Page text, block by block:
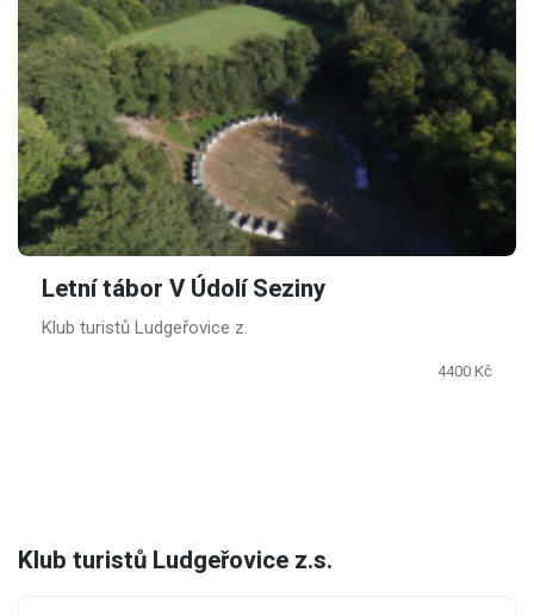
Klub turistů Ludgeřovice z.s.
Letní tábor V Údolí Seziny
Klub turistů Ludgeřovice z.
4400 Kč